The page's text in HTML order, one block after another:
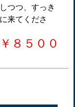
つつ、すっき
来てくださ
￥８５００